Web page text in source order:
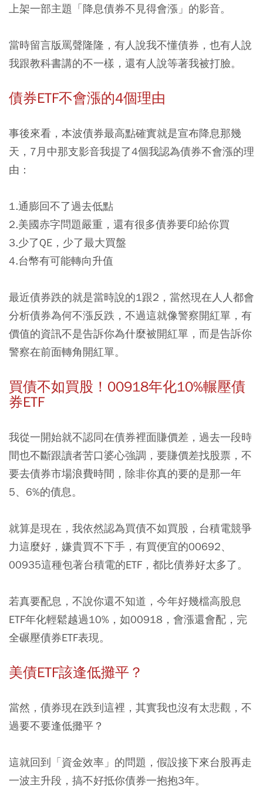
上架一部主題「降息債券不見得會漲」的影音。
當時留言版罵聲隆隆，有人說我不懂債券，也有人說
我跟教科書講的不一樣，還有人說等著我被打臉。
債券ETF不會漲的4個理由
事後來看，本波債券最高點確實就是宣布降息那幾
天，7月中那支影音我提了4個我認為債券不會漲的理
由：
1.通膨回不了過去低點
2.美國赤字問題嚴重，還有很多債券要印給你買
3.少了QE，少了最大買盤
4.台幣有可能轉向升值
最近債券跌的就是當時說的1跟2，當然現在人人都會
分析債券為何不漲反跌，不過這就像警察開紅單，有
價值的資訊不是告訴你為什麼被開紅單，而是告訴你
警察在前面轉角開紅單。
買債不如買股！00918年化10%輾壓債
券ETF
我從一開始就不認同在債券裡面賺價差，過去一段時
間也不斷跟讀者苦口婆心強調， 要賺價差找股票，不
要去債券市場浪費時間，除非你真的要的是那一年
5、6%的債息。
就算是現在，我依然認為買債不如買股，台積電競爭
力這麼好，嫌貴買不下手，有買便宜的00692、
00935這種包著台積電的ETF，都比債券好太多了。
若真要配息，不說你還不知道，今年好幾檔高股息
ETF年化輕鬆越過10%，如00918，會漲還會配，完
全碾壓債券ETF表現。
美債ETF該逢低攤平？
當然，債券現在跌到這裡，其實我也沒有太悲觀，不
過要不要逢低攤平？
這就回到「資金效率」的問題，假設接下來台股再走
一波主升段，搞不好抵你債券一抱抱3年。